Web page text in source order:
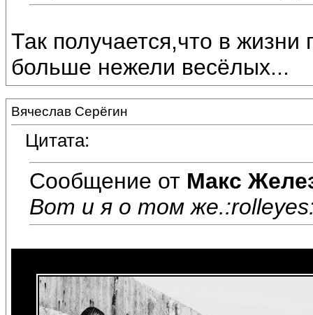
Так получается,что в жизни
больше нежели весёлых...
Вячеслав Серёгин
Цитата:
Сообщение от Макс
Вот и я о том